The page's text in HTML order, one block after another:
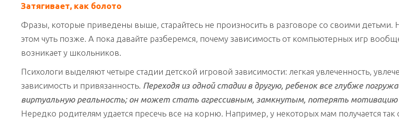
Затягивает, как болото
Фразы, которые приведены выше, старайтесь не произносить в разговоре со своими детьми.
этом чуть позже. А пока давайте разберемся, почему зависимость от компьютерных игр
возникает у школьников.
Психологи выделяют четыре стадии детской игровой зависимости: легкая увлеченность,
зависимость и привязанность. Переходя из одной стадии в другую, ребенок все глубже
виртуальную реальность; он может стать агрессивным, замкнутым, потерять мотивацию
Нередко родителям удается пресечь все на корню. Например, у некоторых мам получается так